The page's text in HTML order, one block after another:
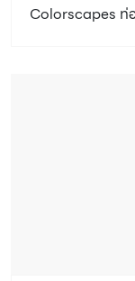
Colorscapes ท่